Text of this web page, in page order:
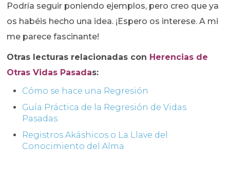
Podría seguir poniendo ejemplos, pero creo que ya
os habéis hecho una idea. ¡Espero os interese. A mi
me parece fascinante!
Otras lecturas relacionadas con Herencias de
Otras Vidas Pasadas:
Cómo se hace una Regresión
Guía Práctica de la Regresión de Vidas
Pasadas
Registros Akáshicos o La Llave del
Conocimiento del Alma